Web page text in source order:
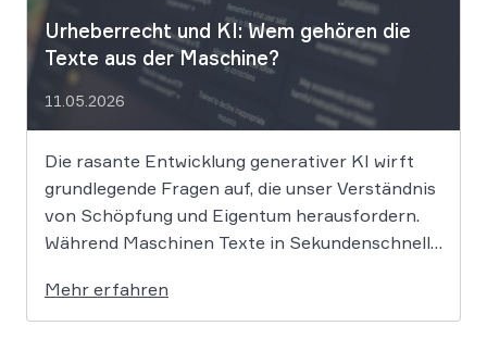
Urheberrecht und KI: Wem gehören die
Texte aus der Maschine?
11.05.2026
Die rasante Entwicklung generativer KI wirft
grundlegende Fragen auf, die unser Verständnis
von Schöpfung und Eigentum herausfordern.
Während Maschinen Texte in Sekundenschnelle
die Antwort, ob und wie diese Werke geschützt
sind: Ein Problem, das längst nicht nur Juristen,
Mehr erfahren